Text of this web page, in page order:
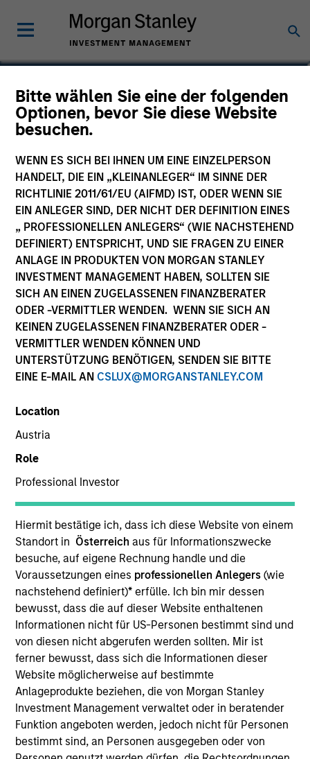
Bitte wählen Sie eine der folgenden
Optionen, bevor Sie diese Website
besuchen.
WENN ES SICH BEI IHNEN UM EINE EINZELPERSON
HANDELT, DIE EIN „KLEINANLEGER“ IM SINNE DER
RICHTLINIE 2011/61/EU (AIFMD) IST, ODER WENN SIE
EIN ANLEGER SIND, DER NICHT DER DEFINITION EINES
„ PROFESSIONELLEN ANLEGERS“ (WIE NACHSTEHEND
DEFINIERT) ENTSPRICHT, UND SIE FRAGEN ZU EINER
ANLAGE IN PRODUKTEN VON MORGAN STANLEY
INVESTMENT MANAGEMENT HABEN, SOLLTEN SIE
SICH AN EINEN ZUGELASSENEN FINANZBERATER
ODER -VERMITTLER WENDEN. WENN SIE SICH AN
KEINEN ZUGELASSENEN FINANZBERATER ODER -
VERMITTLER WENDEN KÖNNEN UND
UNTERSTÜTZUNG BENÖTIGEN, SENDEN SIE BITTE
EINE E-MAIL AN CSLUX@MORGANSTANLEY.COM
Location
Austria
Role
Professional Investor
Hiermit bestätige ich, dass ich diese Website von einem
Standort in Österreich aus für Informationszwecke
besuche, auf eigene Rechnung handle und die
Voraussetzungen eines professionellen Anlegers(wie
nachstehend definiert)* erfülle. Ich bin mir dessen
bewusst, dass die auf dieser Website enthaltenen
Informationen nicht für US-Personen bestimmt sind und
von diesen nicht abgerufen werden sollten. Mir ist
ferner bewusst, dass sich die Informationen dieser
Website möglicherweise auf bestimmte
Anlageprodukte beziehen, die von Morgan Stanley
Investment Management verwaltet oder in beratender
Funktion angeboten werden, jedoch nicht für Personen
bestimmt sind, an Personen ausgegeben oder von
Bill Wu
Vice President
10 Years
TEAM
Morgan Stanley Private Equity Asia
Bill Wu is a Vice President of Morgan Stanley. Mr.
Wu joined the firm in 2018 and focuses on the
group’s private equity transactions in Southeast
Asia and Taiwan. Prior to joining Morgan Stanley, he
was with J.P. Morgan’s investment banking division
focusing on M&A transactions in Asia. Mr. Wu is
based in Hong Kong. Mr. Wu received a B.Sc. in
Quantitative Finance from the Chinese University of
Hong Kong.